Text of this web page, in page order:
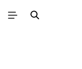
Ga naar de hoofdinhoud